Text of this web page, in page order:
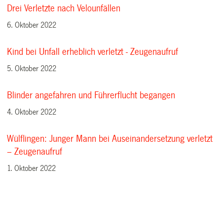
Drei Verletzte nach Velounfällen
6. Oktober 2022
Kind bei Unfall erheblich verletzt - Zeugenaufruf
5. Oktober 2022
Blinder angefahren und Führerflucht begangen
4. Oktober 2022
Wülflingen: Junger Mann bei Auseinandersetzung verletzt
– Zeugenaufruf
1. Oktober 2022